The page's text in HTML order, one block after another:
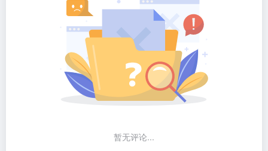
暂无评论...